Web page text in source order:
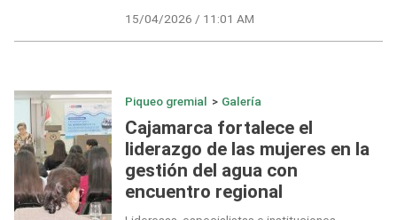
15/04/2026 / 11:01 AM
Piqueo gremial > Galería
Cajamarca fortalece el
liderazgo de las mujeres en la
gestión del agua con
encuentro regional